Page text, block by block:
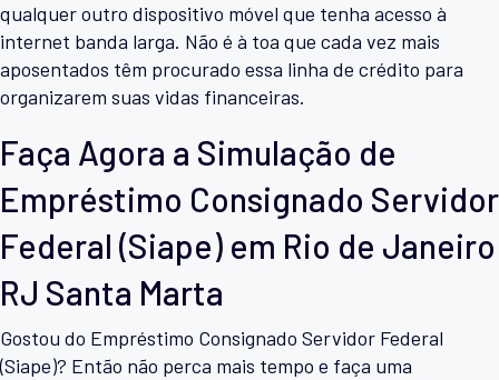
qualquer outro dispositivo móvel que tenha acesso à
internet banda larga. Não é à toa que cada vez mais
aposentados têm procurado essa linha de crédito para
organizarem suas vidas financeiras.
Faça Agora a Simulação de
Empréstimo Consignado Servidor
Federal (Siape) em Rio de Janeiro
RJ Santa Marta
Gostou do Empréstimo Consignado Servidor Federal
(Siape)? Então não perca mais tempo e faça uma